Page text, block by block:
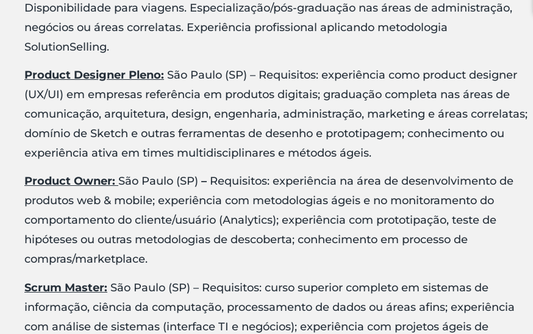
Disponibilidade para viagens. Especialização/pós-graduação nas áreas de administração,
negócios ou áreas correlatas. Experiência profissional aplicando metodologia
SolutionSelling.
Product Designer Pleno: São Paulo (SP) – Requisitos: experiência como product designer
(UX/UI) em empresas referência em produtos digitais; graduação completa nas áreas de
comunicação, arquitetura, design, engenharia, administração, marketing e áreas correlatas;
domínio de Sketch e outras ferramentas de desenho e prototipagem; conhecimento ou
experiência ativa em times multidisciplinares e métodos ágeis.
Product Owner: São Paulo (SP) – Requisitos: experiência na área de desenvolvimento de
produtos web & mobile; experiência com metodologias ágeis e no monitoramento do
comportamento do cliente/usuário (Analytics); experiência com prototipação, teste de
hipóteses ou outras metodologias de descoberta; conhecimento em processo de
compras/marketplace.
Scrum Master: São Paulo (SP) – Requisitos: curso superior completo em sistemas de
informação, ciência da computação, processamento de dados ou áreas afins; experiência
com análise de sistemas (interface TI e negócios); experiência com projetos ágeis de